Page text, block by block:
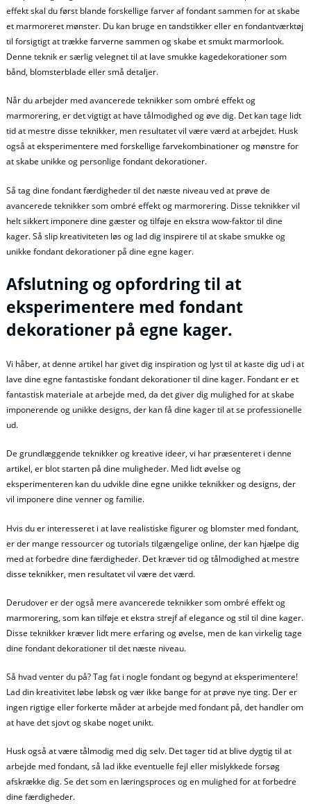
effekt skal du først blande forskellige farver af fondant sammen for at skabe
et marmoreret mønster. Du kan bruge en tandstikker eller en fondantværktøj
til forsigtigt at trække farverne sammen og skabe et smukt marmorlook.
Denne teknik er særlig velegnet til at lave smukke kagedekorationer som
bånd, blomsterblade eller små detaljer.
Når du arbejder med avancerede teknikker som ombré effekt og
marmorering, er det vigtigt at have tålmodighed og øve dig. Det kan tage lidt
tid at mestre disse teknikker, men resultatet vil være værd at arbejdet. Husk
også at eksperimentere med forskellige farvekombinationer og mønstre for
at skabe unikke og personlige fondant dekorationer.
Så tag dine fondant færdigheder til det næste niveau ved at prøve de
avancerede teknikker som ombré effekt og marmorering. Disse teknikker vil
helt sikkert imponere dine gæster og tilføje en ekstra wow-faktor til dine
kager. Så slip kreativiteten løs og lad dig inspirere til at skabe smukke og
unikke fondant dekorationer på dine egne kager.
Afslutning og opfordring til at
eksperimentere med fondant
dekorationer på egne kager.
Vi håber, at denne artikel har givet dig inspiration og lyst til at kaste dig ud i at
lave dine egne fantastiske fondant dekorationer til dine kager. Fondant er et
fantastisk materiale at arbejde med, da det giver dig mulighed for at skabe
imponerende og unikke designs, der kan få dine kager til at se professionelle
ud.
De grundlæggende teknikker og kreative ideer, vi har præsenteret i denne
artikel, er blot starten på dine muligheder. Med lidt øvelse og
eksperimenteren kan du udvikle dine egne unikke teknikker og designs, der
vil imponere dine venner og familie.
Hvis du er interesseret i at lave realistiske figurer og blomster med fondant,
er der mange ressourcer og tutorials tilgængelige online, der kan hjælpe dig
med at forbedre dine færdigheder. Det kræver tid og tålmodighed at mestre
disse teknikker, men resultatet vil være det værd.
Derudover er der også mere avancerede teknikker som ombré effekt og
marmorering, som kan tilføje et ekstra strejf af elegance og stil til dine kager.
Disse teknikker kræver lidt mere erfaring og øvelse, men de kan virkelig tage
dine fondant dekorationer til det næste niveau.
Så hvad venter du på? Tag fat i nogle fondant og begynd at eksperimentere!
Lad din kreativitet løbe løbsk og vær ikke bange for at prøve nye ting. Der er
ingen rigtige eller forkerte måder at arbejde med fondant på, det handler om
at have det sjovt og skabe noget unikt.
Husk også at være tålmodig med dig selv. Det tager tid at blive dygtig til at
arbejde med fondant, så lad ikke eventuelle fejl eller mislykkede forsøg
afskrække dig. Se det som en læringsproces og en mulighed for at forbedre
dine færdigheder.